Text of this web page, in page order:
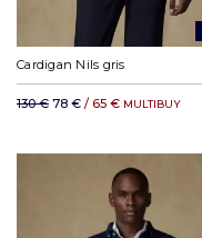
Cardigan Nils gris
130 € 78 € / 65 € MULTIBUY